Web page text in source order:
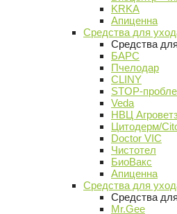
KRKA
Апиценна
Средства для
Средства
БАРС
Пчелодар
CLINY
STOP-
Veda
НВЦ
Цитодерм/
Doctor VIC
Чистотел
БиоВакс
Апиценна
Средства для
Средства
Mr.Gee